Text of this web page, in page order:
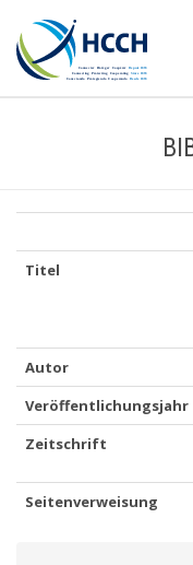
Titel
Autor
Veröffentlichungsjahr
Zeitschrift
Seitenverweisung